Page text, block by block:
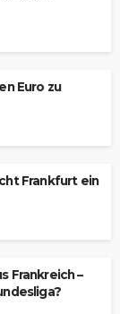
Euro zu
Frankfurt ein
Frankreich –